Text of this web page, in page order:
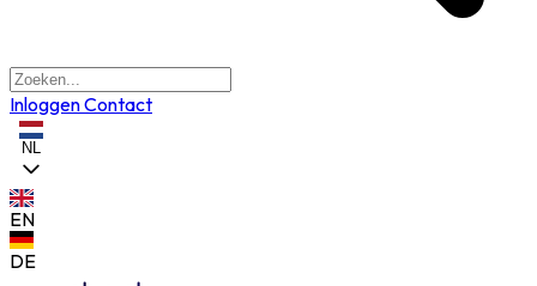
InloggenContact
NL
EN
DE